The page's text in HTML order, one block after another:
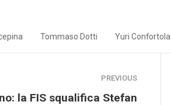
Tommaso Dotti Yuri Confortola
PREVIOUS
la FIS squalifica Stefan